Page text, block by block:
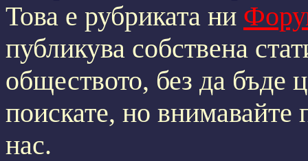
Това е рубриката ни
публикува собствена
обществото, без да бъде
поискате, но внимавайте
нас.